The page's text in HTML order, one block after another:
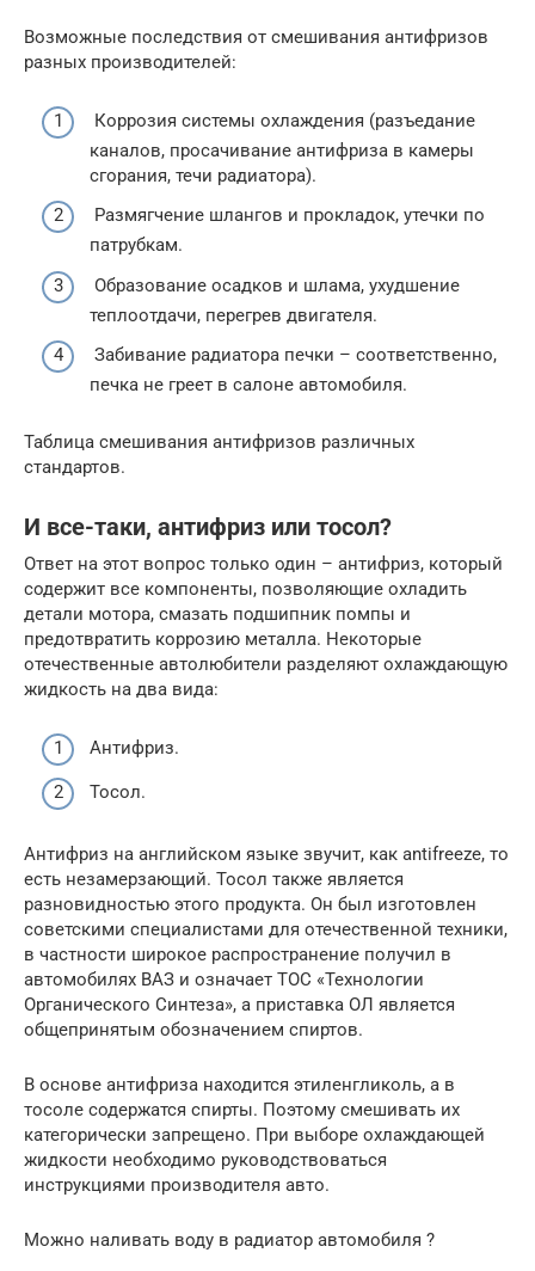
Возможные последствия от смешивания антифризов
разных производителей:
Коррозия системы охлаждения (разъедание
каналов, просачивание антифриза в камеры
сгорания, течи радиатора).
Размягчение шлангов и прокладок, утечки по
патрубкам.
Образование осадков и шлама, ухудшение
теплоотдачи, перегрев двигателя.
Забивание радиатора печки – соответственно,
печка не греет в салоне автомобиля.
Таблица смешивания антифризов различных
стандартов.
И все-таки, антифриз или тосол?
Ответ на этот вопрос только один – антифриз, который
содержит все компоненты, позволяющие охладить
детали мотора, смазать подшипник помпы и
предотвратить коррозию металла. Некоторые
отечественные автолюбители разделяют охлаждающую
жидкость на два вида:
Антифриз.
Тосол.
Антифриз на английском языке звучит, как аntifreeze, то
есть незамерзающий. Тосол также является
разновидностью этого продукта. Он был изготовлен
советскими специалистами для отечественной техники,
в частности широкое распространение получил в
автомобилях ВАЗ и означает ТОС «Технологии
Органического Синтеза», а приставка ОЛ является
общепринятым обозначением спиртов.
В основе антифриза находится этиленгликоль, а в
тосоле содержатся спирты. Поэтому смешивать их
категорически запрещено. При выборе охлаждающей
жидкости необходимо руководствоваться
инструкциями производителя авто.
Можно наливать воду в радиатор автомобиля ?